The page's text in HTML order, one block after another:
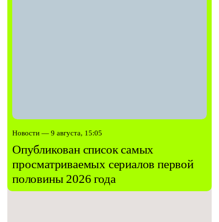
Новости — 9 августа, 15:05
Опубликован список самых
просматриваемых сериалов первой
половины 2026 года